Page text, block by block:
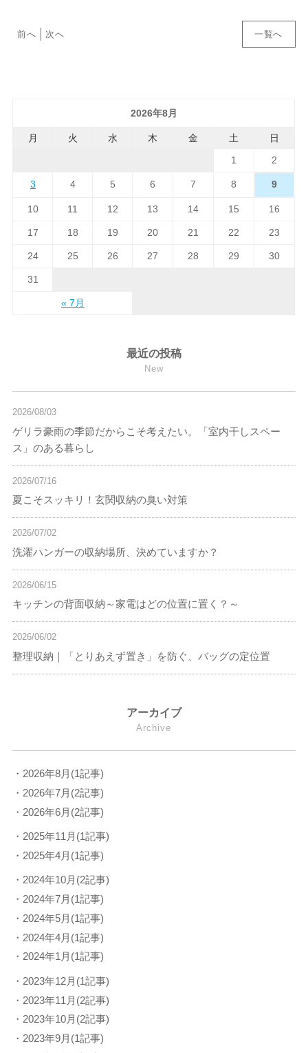
一覧へ
前へ 次へ
2026年8月
月 火 水 木 金 土 日
« 7月
1 2
3 4 5 6 7 8 9
10 11 12 13 14 15 16
17 18 19 20 21 22 23
24 25 26 27 28 29 30
31
最近の投稿
New
2026/08/03
ゲリラ豪雨の季節だからこそ考えたい。「室内干しスペー
ス」のある暮らし
2026/07/16
夏こそスッキリ！玄関収納の臭い対策
2026/07/02
洗濯ハンガーの収納場所、決めていますか？
2026/06/15
キッチンの背面収納～家電はどの位置に置く？～
2026/06/02
整理収納｜「とりあえず置き」を防ぐ、バッグの定位置
アーカイブ
Archive
・2026年8月(1記事)
・2026年7月(2記事)
・2026年6月(2記事)
・2025年11月(1記事)
・2025年4月(1記事)
・2024年10月(2記事)
・2024年7月(1記事)
・2024年5月(1記事)
・2024年4月(1記事)
・2024年1月(1記事)
・2023年12月(1記事)
・2023年11月(2記事)
・2023年10月(2記事)
・2023年9月(1記事)